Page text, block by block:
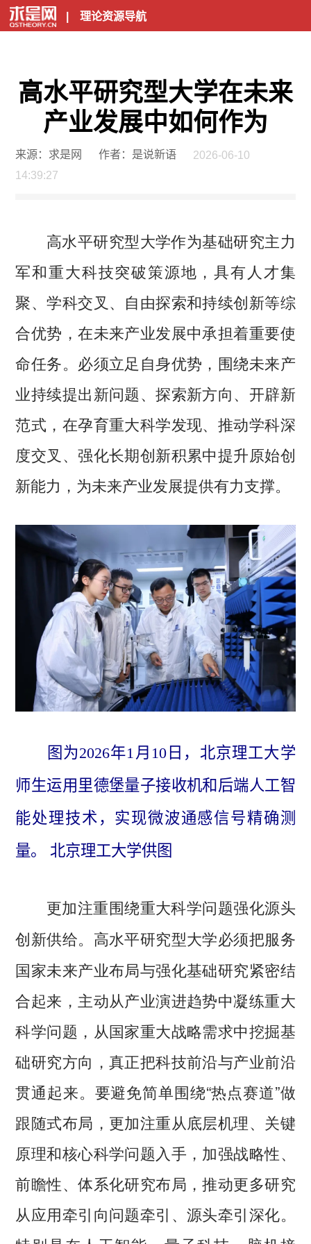
| 理论资源导航
高水平研究型大学在未来
产业发展中如何作为
来源：求是网 作者：是说新语
2026-06-10
14:39:27
高水平研究型大学作为基础研究主力
军和重大科技突破策源地，具有人才集
聚、学科交叉、自由探索和持续创新等综
合优势，在未来产业发展中承担着重要使
命任务。必须立足自身优势，围绕未来产
业持续提出新问题、探索新方向、开辟新
范式，在孕育重大科学发现、推动学科深
度交叉、强化长期创新积累中提升原始创
新能力，为未来产业发展提供有力支撑。
图为2026年1月10日，北京理工大学
师生运用里德堡量子接收机和后端人工智
能处理技术，实现微波通感信号精确测
量。 北京理工大学供图
更加注重围绕重大科学问题强化源头
创新供给。 高水平研究型大学必须把服务
国家未来产业布局与强化基础研究紧密结
合起来，主动从产业演进趋势中凝练重大
科学问题，从国家重大战略需求中挖掘基
础研究方向，真正把科技前沿与产业前沿
贯通起来。要避免简单围绕“热点赛道”做
跟随式布局，更加注重从底层机理、关键
原理和核心科学问题入手，加强战略性、
前瞻性、体系化研究布局，推动更多研究
从应用牵引向问题牵引、源头牵引深化。